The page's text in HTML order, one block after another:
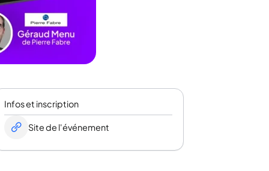
Infos et inscription
Site de l'événement